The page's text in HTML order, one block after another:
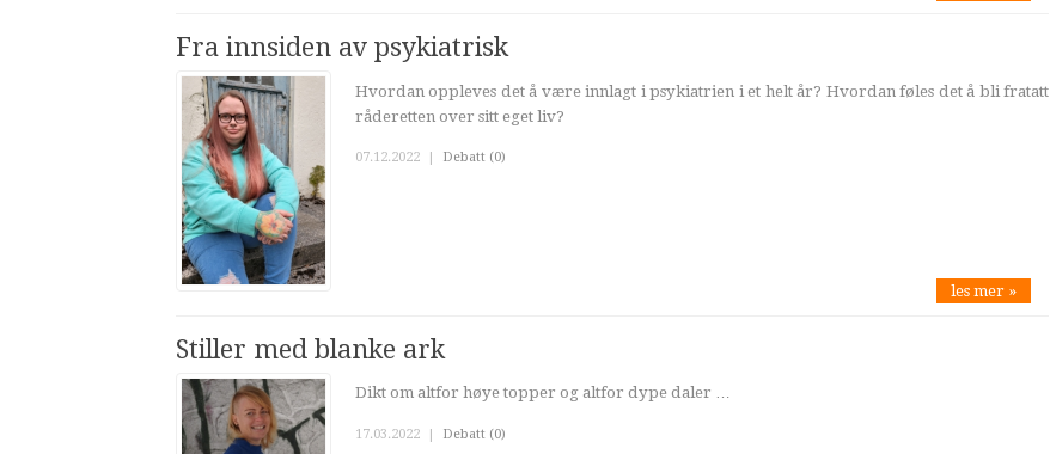
Fra innsiden av psykiatrisk
Hvordan oppleves det å være innlagt i psykiatrien i et helt år? Hvordan føles det å bli fratatt
råderetten over sitt eget liv?
07.12.2022 | Debatt (0)
les mer »
Stiller med blanke ark
Dikt om altfor høye topper og altfor dype daler …
17.03.2022 | Debatt (0)